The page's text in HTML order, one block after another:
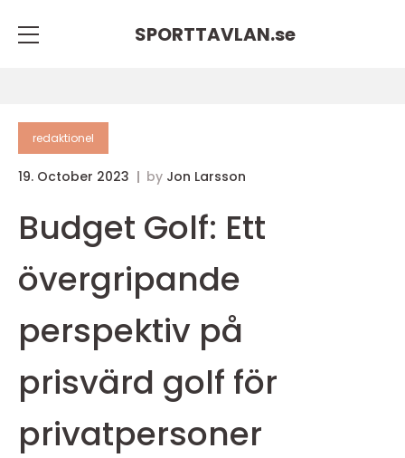
SPORTTAVLAN.se
redaktionel
19. October 2023 by Jon Larsson
Budget Golf: Ett
övergripande
perspektiv på
prisvärd golf för
privatpersoner